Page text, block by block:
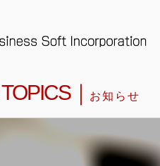
｜ お知らせ